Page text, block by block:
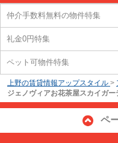
仲介手数料無料の物件特集
礼金0円特集
ペット可物件特集
上野の賃貸情報アップスタイル >
ジェノヴィアお花茶屋スカイガー
ペ